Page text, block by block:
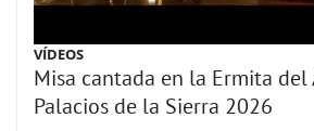
VÍDEOS
Misa cantada en la Ermita del
Palacios de la Sierra 2026